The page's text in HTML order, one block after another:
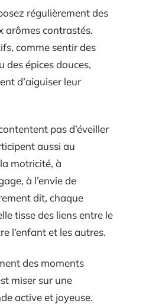
régulièrement des
arômes contrastés.
comme sentir des
des épices douces,
d’aiguiser leur
pas d’éveiller
aussi au
motricité, à
à l’envie de
dit, chaque
tisse des liens entre le
l’enfant et les autres.
des moments
miser sur une
active et joyeuse.